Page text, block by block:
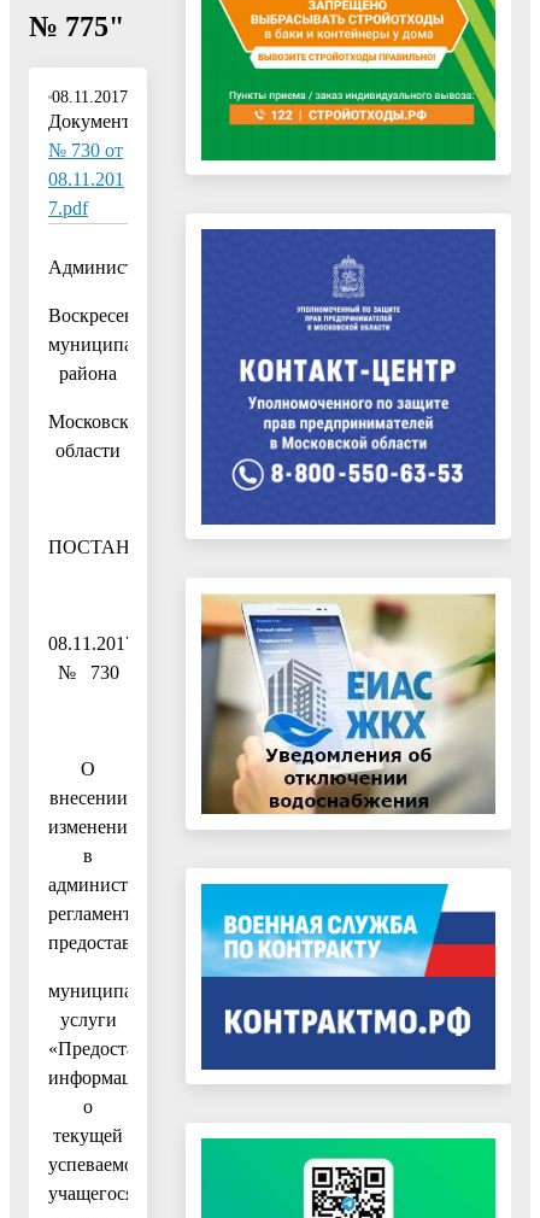
№ 775"
08.11.2017
Документ:
№ 730 от
08.11.201
7.pdf
Администрация
Воскресенского
муниципального
района
Московской
области
ПОСТАНОВЛЕНИЕ
08.11.2017
№ 730
О
внесении
изменения
в
административный
регламент
предоставления
муниципальной
услуги
«Предоставление
информации
о
текущей
успеваемости
учащегося,